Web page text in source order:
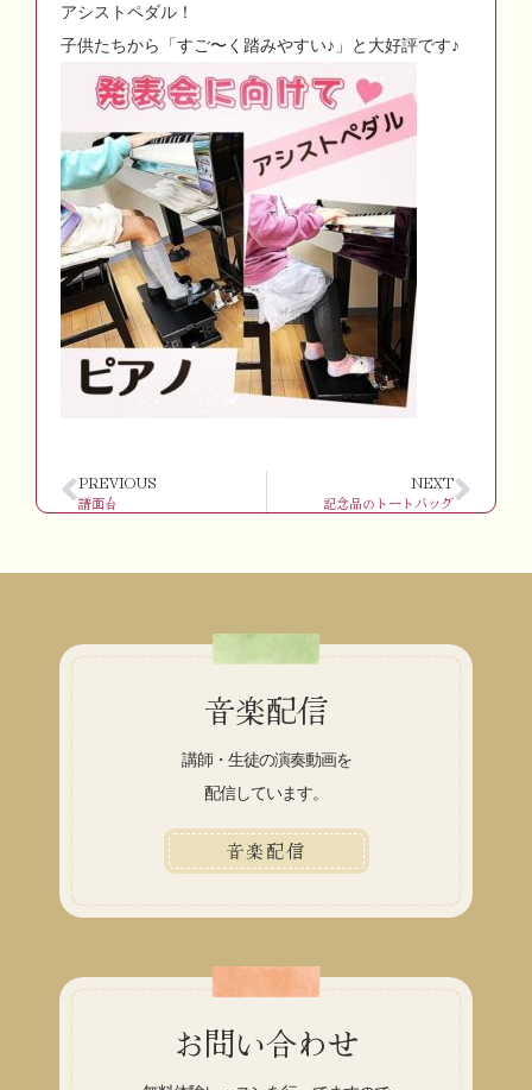
アシストペダル！
子供たちから「すご〜く踏みやすい♪」と大好評です♪
PREVIOUS
譜面台
NEXT
記念品のトートバッグ
音楽配信
講師・生徒の演奏動画を
配信しています。
音楽配信
お問い合わせ